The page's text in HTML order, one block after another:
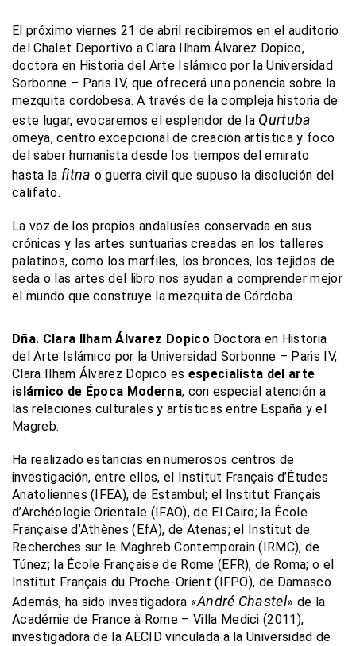
El próximo viernes 21 de abril recibiremos en el auditorio
del Chalet Deportivo a Clara Ilham Álvarez Dopico,
doctora en Historia del Arte Islámico por la Universidad
Sorbonne – Paris IV, que ofrecerá una ponencia sobre la
mezquita cordobesa. A través de la compleja historia de
este lugar, evocaremos el esplendor de la Qurtuba
omeya, centro excepcional de creación artística y foco
del saber humanista desde los tiempos del emirato
hasta la fitna o guerra civil que supuso la disolución del
califato.
La voz de los propios andalusíes conservada en sus
crónicas y las artes suntuarias creadas en los talleres
palatinos, como los marfiles, los bronces, los tejidos de
seda o las artes del libro nos ayudan a comprender mejor
el mundo que construye la mezquita de Córdoba.
Dña. Clara Ilham Álvarez Dopico Doctora en Historia
del Arte Islámico por la Universidad Sorbonne – Paris IV,
Clara Ilham Álvarez Dopico es especialista del arte
islámico de Época Moderna, con especial atención a
las relaciones culturales y artísticas entre España y el
Magreb.
Ha realizado estancias en numerosos centros de
investigación, entre ellos, el Institut Français d’Études
Anatoliennes (IFEA), de Estambul; el Institut Français
d’Archéologie Orientale (IFAO), de El Cairo; la École
Française d’Athènes (EfA), de Atenas; el Institut de
Recherches sur le Maghreb Contemporain (IRMC), de
Túnez; la École Française de Rome (EFR), de Roma; o el
Institut Français du Proche-Orient (IFPO), de Damasco.
Además, ha sido investigadora «André Chastel» de la
Académie de France à Rome – Villa Medici (2011),
investigadora de la AECID vinculada a la Universidad de